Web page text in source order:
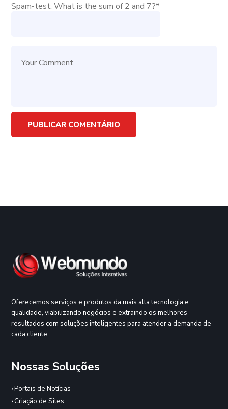
Spam-test: What is the sum of 2 and 7?*
Oferecemos serviços e produtos da mais alta tecnologia e
qualidade, viabilizando negócios e extraindo os melhores
resultados com soluções inteligentes para atender a demanda de
cada cliente.
Nossas Soluções
› Portais de Notícias
› Criação de Sites